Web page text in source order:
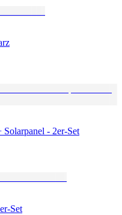
- 2er-Set
Set